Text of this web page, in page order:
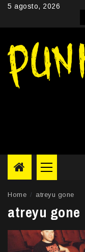
Skip5 agosto, 2026
Primary
Menu
Home atreyu gone
atreyu gone